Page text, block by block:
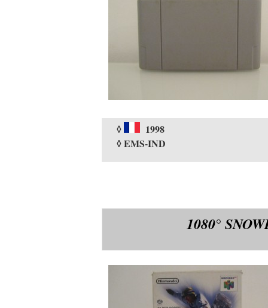
◊
1998
◊ EMS-IND
1080°